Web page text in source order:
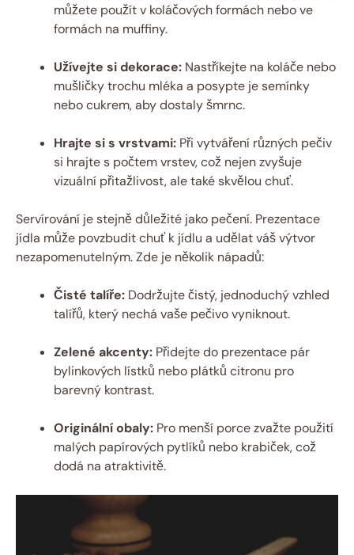
můžete použít v koláčových formách nebo ve
formách na muffiny.
Užívejte si dekorace: Nastříkejte na koláče nebo
mušličky trochu mléka a posypte je semínky
nebo cukrem, aby dostaly šmrnc.
Hrajte si s vrstvami: Při vytváření různých pečiv
si hrajte s počtem vrstev, což nejen zvyšuje
vizuální přitažlivost, ale také skvělou chuť.
Servírování je stejně důležité jako pečení. Prezentace
jídla může povzbudit chuť k jídlu a udělat váš výtvor
nezapomenutelným. Zde je několik nápadů:
Čisté talíře: Dodržujte čistý, jednoduchý vzhled
talířů, který nechá vaše pečivo vyniknout.
Zelené akcenty: Přidejte do prezentace pár
bylinkových lístků nebo plátků citronu pro
barevný kontrast.
Originální obaly: Pro menší porce zvažte použití
malých papírových pytlíků nebo krabiček, což
dodá na atraktivitě.